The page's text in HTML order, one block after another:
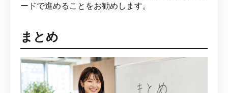
ードで進めることをお勧めします。
まとめ